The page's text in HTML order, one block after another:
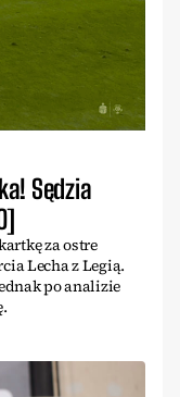
Sędzia
za ostre
Lecha z Legią.
po analizie